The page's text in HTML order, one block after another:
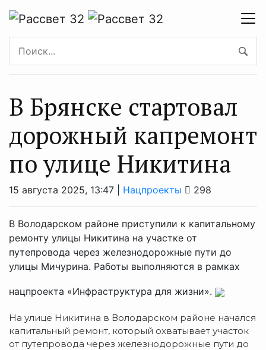
В Брянске стартовал
дорожный капремонт
по улице Никитина
15 августа 2025, 13:47 | Нацпроекты 298
В Володарском районе приступили к капитальному
ремонту улицы Никитина на участке от
путепровода через железнодорожные пути до
улицы Мичурина. Работы выполняются в рамках
нацпроекта «Инфраструктура для жизни».
На улице Никитина в Володарском районе начался
капитальный ремонт, который охватывает участок
от путепровода через железнодорожные пути до